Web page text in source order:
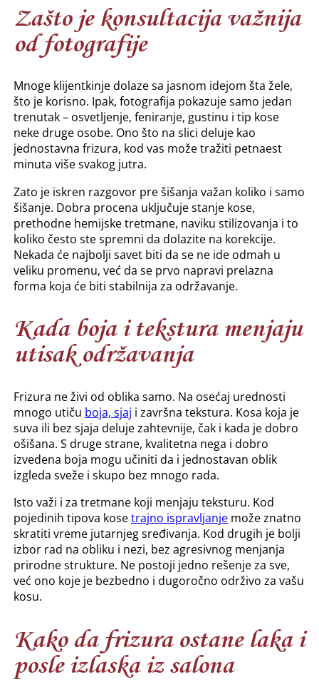
Zašto je konsultacija važnija
od fotografije
Mnoge klijentkinje dolaze sa jasnom idejom šta žele,
što je korisno. Ipak, fotografija pokazuje samo jedan
trenutak – osvetljenje, feniranje, gustinu i tip kose
neke druge osobe. Ono što na slici deluje kao
jednostavna frizura, kod vas može tražiti petnaest
minuta više svakog jutra.
Zato je iskren razgovor pre šišanja važan koliko i samo
šišanje. Dobra procena uključuje stanje kose,
prethodne hemijske tretmane, naviku stilizovanja i to
koliko često ste spremni da dolazite na korekcije.
Nekada će najbolji savet biti da se ne ide odmah u
veliku promenu, već da se prvo napravi prelazna
forma koja će biti stabilnija za održavanje.
Kada boja i tekstura menjaju
utisak održavanja
Frizura ne živi od oblika samo. Na osećaj urednosti
mnogo utiču boja, sjaj i završna tekstura. Kosa koja je
suva ili bez sjaja deluje zahtevnije, čak i kada je dobro
ošišana. S druge strane, kvalitetna nega i dobro
izvedena boja mogu učiniti da i jednostavan oblik
izgleda sveže i skupo bez mnogo rada.
Isto važi i za tretmane koji menjaju teksturu. Kod
pojedinih tipova kosetrajno ispravljanjemože znatno
skratiti vreme jutarnjeg sređivanja. Kod drugih je bolji
izbor rad na obliku i nezi, bez agresivnog menjanja
prirodne strukture. Ne postoji jedno rešenje za sve,
već ono koje je bezbedno i dugoročno održivo za vašu
kosu.
Kako da frizura ostane laka i
posle izlaska iz salona